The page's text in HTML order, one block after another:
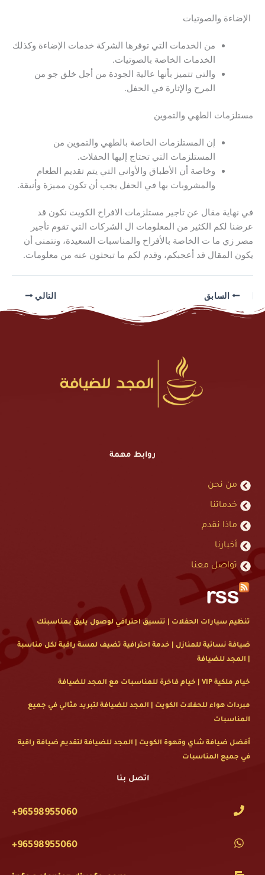
الإضاءة والصوتيات
من الخدمات التي توفرها الشركة خدمات الإضاءة وكذلك
الخدمات الخاصة بالصوتيات.
والتي تتميز بأنها عالية الجودة من أجل خلق جو من
المرح والإثارة في الحفل.
مستلزمات الطهي والتموين
إن المستلزمات الخاصة بالطهي والتموين من
المستلزمات التي تحتاج إليها الحفلات.
وخاصة أن الأطباق والأواني التي يتم تقديم الطعام
والمشروبات بها في الحفل يجب أن تكون مميزة وأنيقة.
في نهاية مقال عن تاجير مستلزمات الافراح الكويت نكون قد
عرضنا لكم الكثير من المعلومات ال الشركات التي تقوم تأجير
مصر زي ما ت الخاصة بالأفراح والمناسبات السعيدة، ونتمنى أن
يكون المقال قد أعجبكم، وقدم لكم ما تبحثون عنه من معلومات.
السابق التالي
روابط مهمة
من نحن
خدماتنا
ماذا نقدم
أخبارنا
تواصل معنا
تنظيم سيارات الحفلات | تنسيق احترافي لوصول يليق بمناسبتك
ضيافة نسائية للمنازل | خدمة احترافية تضيف لمسة راقية لكل مناسبة
| المجد للضيافة
خيام ملكية VIP | خيام فاخرة للمناسبات مع المجد للضيافة
مبردات هواء للحفلات الكويت | المجد للضيافة لتبريد مثالي في جميع
المناسبات
أفضل ضيافة شاي وقهوة الكويت | المجد للضيافة لتقديم ضيافة راقية
في جميع المناسبات
اتصل بنا
+96598955060
+96598955060